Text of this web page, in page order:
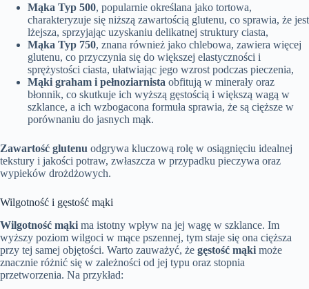
Mąka Typ 500, popularnie określana jako tortowa,
charakteryzuje się niższą zawartością glutenu, co sprawia, że jest
lżejsza, sprzyjając uzyskaniu delikatnej struktury ciasta,
Mąka Typ 750, znana również jako chlebowa, zawiera więcej
glutenu, co przyczynia się do większej elastyczności i
sprężystości ciasta, ułatwiając jego wzrost podczas pieczenia,
Mąki graham i pełnoziarnista obfitują w minerały oraz
błonnik, co skutkuje ich wyższą gęstością i większą wagą w
szklance, a ich wzbogacona formuła sprawia, że są cięższe w
porównaniu do jasnych mąk.
Zawartość glutenu odgrywa kluczową rolę w osiągnięciu idealnej
tekstury i jakości potraw, zwłaszcza w przypadku pieczywa oraz
wypieków drożdżowych.
Wilgotność i gęstość mąki
Wilgotność mąki ma istotny wpływ na jej wagę w szklance. Im
wyższy poziom wilgoci w mące pszennej, tym staje się ona cięższa
przy tej samej objętości. Warto zauważyć, że gęstość mąki może
znacznie różnić się w zależności od jej typu oraz stopnia
przetworzenia. Na przykład: